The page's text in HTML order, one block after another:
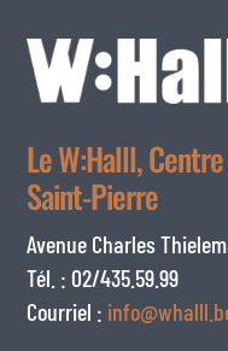
Le W:Halll,
Saint-Pierre
Avenue Charles
Tél. : 02/435.59.99
Courriel :